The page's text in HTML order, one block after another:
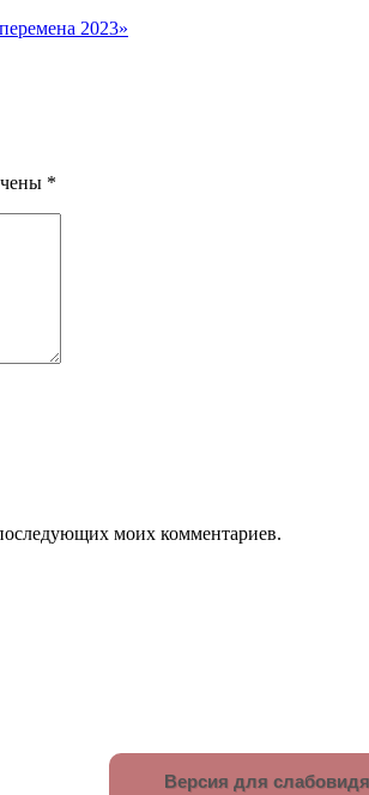
2023»
*
моих комментариев.
Версия для